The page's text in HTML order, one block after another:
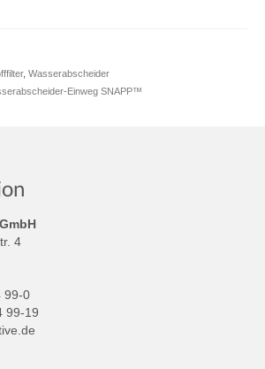
, Wasserabscheider
Einweg SNAPP™
4
99-0
99-19